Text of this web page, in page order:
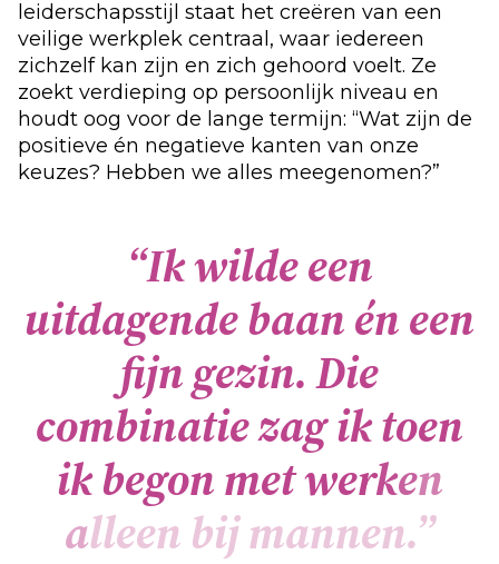
leiderschapsstijl staat het creëren van een
veilige werkplek centraal, waar iedereen
zichzelf kan zijn en zich gehoord voelt. Ze
zoekt verdieping op persoonlijk niveau en
houdt oog voor de lange termijn: “Wat zijn de
positieve én negatieve kanten van onze
keuzes? Hebben we alles meegenomen?”
“Ikwildeeen
uitdagendebaanéneen
fjngezin. Die
combinatiezagiktoen
ikbegonmetwerken
alleen bijmannen.”